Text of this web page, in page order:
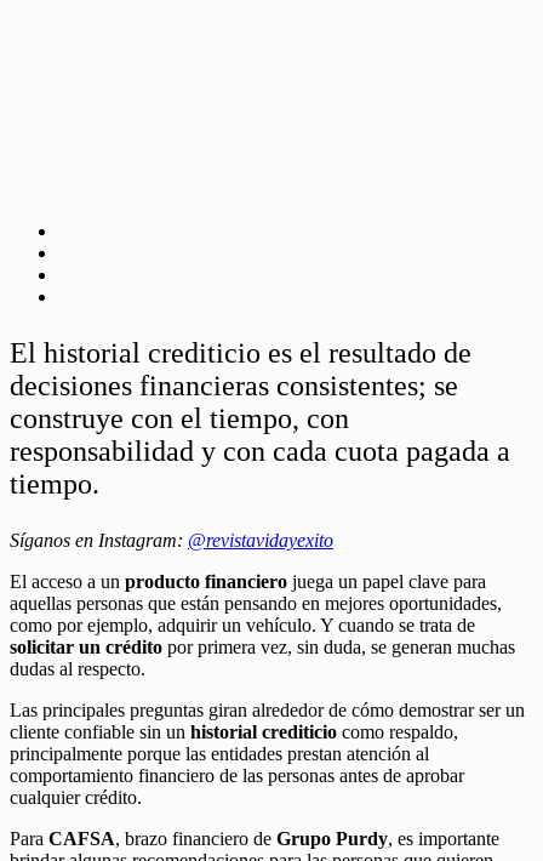
El historial crediticio es el resultado de
decisiones financieras consistentes; se
construye con el tiempo, con
responsabilidad y con cada cuota pagada a
tiempo.
Síganos en Instagram: @revistavidayexito
El acceso a un producto financiero juega un papel clave para
aquellas personas que están pensando en mejores oportunidades,
como por ejemplo, adquirir un vehículo. Y cuando se trata de
solicitar un crédito por primera vez, sin duda, se generan muchas
dudas al respecto.
Las principales preguntas giran alrededor de cómo demostrar ser un
cliente confiable sin un historial crediticio como respaldo,
principalmente porque las entidades prestan atención al
comportamiento financiero de las personas antes de aprobar
cualquier crédito.
Para CAFSA, brazo financiero de Grupo Purdy, es importante